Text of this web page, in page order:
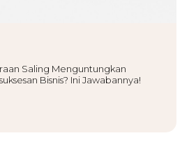
Saling Menguntungkan
Bisnis? Ini Jawabannya!